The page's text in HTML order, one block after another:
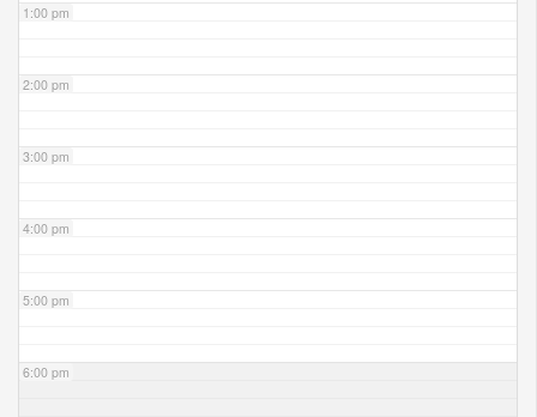
1:00 pm
2:00 pm
3:00 pm
4:00 pm
5:00 pm
6:00 pm